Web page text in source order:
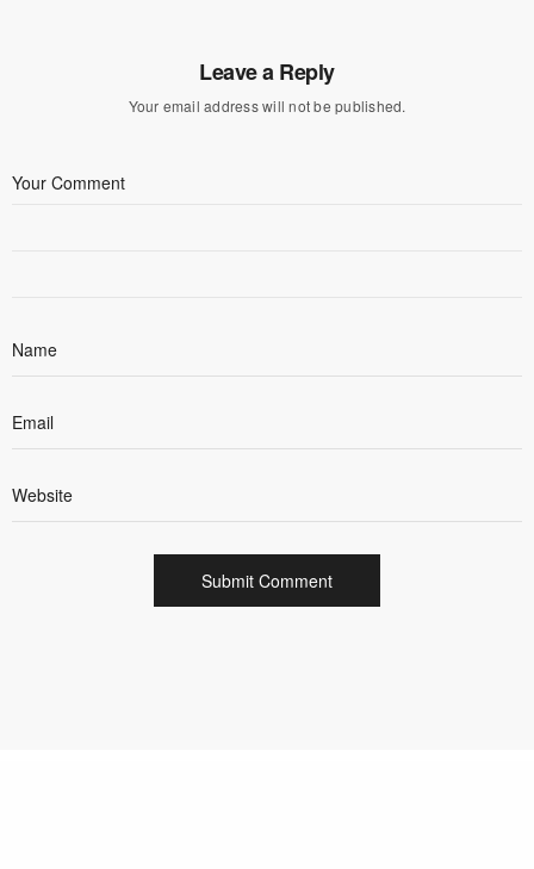
Leave a Reply
Your email address will not be published.